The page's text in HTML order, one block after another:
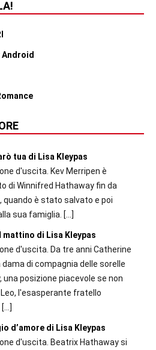
Android
tua di Lisa Kleypas
d'uscita. Kev Merripen è
di Winnifred Hathaway fin da
quando è stato salvato e poi
sua famiglia. […]
mattino di Lisa Kleypas
d'uscita. Da tre anni Catherine
dama di compagnia delle sorelle
una posizione piacevole se non
l'esasperante fratello
[…]
d’amore di Lisa Kleypas
d'uscita. Beatrix Hathaway si